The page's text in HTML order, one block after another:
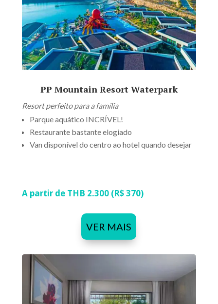
PP Mountain Resort Waterpark
Resort perfeito para a família
Parque aquático INCRÍVEL!
Restaurante bastante elogiado
Van disponível do centro ao hotel quando desejar
A partir de THB 2.300 (R$ 370)
VER MAIS